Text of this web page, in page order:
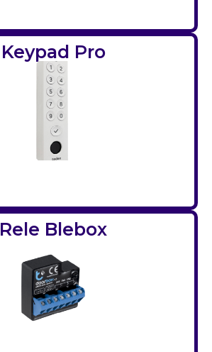
Keypad Pro
Rele Blebox